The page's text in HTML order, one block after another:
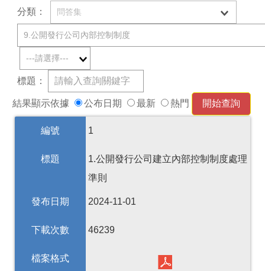
分類：
標題：
結果顯示依據 公布日期 最新 熱門
編號 1
標題
1.公開發行公司建立內部控制制度處理
準則
發布日期 2024-11-01
下載次數 46239
檔案格式